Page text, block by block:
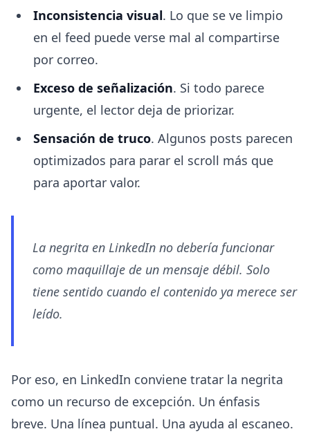
Inconsistencia visual. Lo que se ve limpio
en el feed puede verse mal al compartirse
por correo.
Exceso de señalización. Si todo parece
urgente, el lector deja de priorizar.
Sensación de truco. Algunos posts parecen
optimizados para parar el scroll más que
para aportar valor.
La negrita en LinkedIn no debería funcionar
como maquillaje de un mensaje débil. Solo
tiene sentido cuando el contenido ya merece ser
leído.
Por eso, en LinkedIn conviene tratar la negrita
como un recurso de excepción. Un énfasis
breve. Una línea puntual. Una ayuda al escaneo.